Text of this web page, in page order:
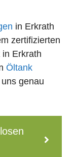
in Erkrath
zertifizierten
Erkrath
Öltank
genau